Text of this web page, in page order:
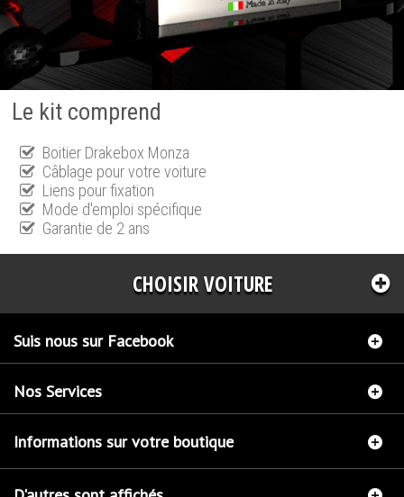
Le kit comprend
Boitier Drakebox Monza
Câblage pour votre voiture
Liens pour fixation
Mode d'emploi spécifique
Garantie de 2 ans
CHOISIR VOITURE
Suis nous sur Facebook
Nos Services
Informations sur votre boutique